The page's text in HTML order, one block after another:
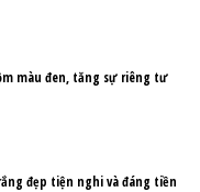
màu đen, tăng sự riêng tư
đẹp tiện nghi và đáng tiền